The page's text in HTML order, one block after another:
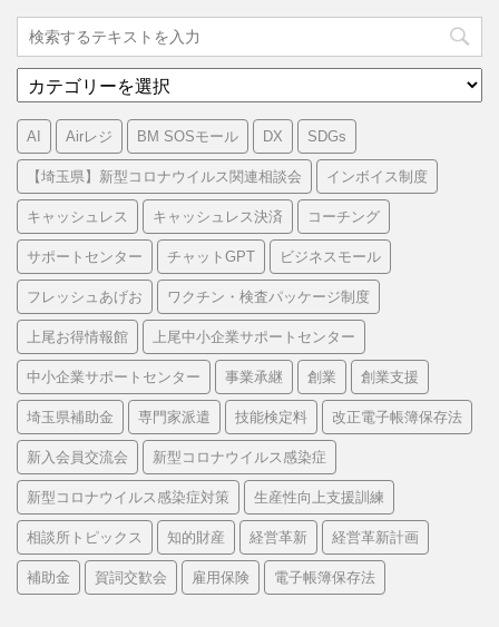
テ
ゴ
リ
AI Airレジ BM SOSモール DX SDGs
【埼玉県】新型コロナウイルス関連相談会 インボイス制度
キャッシュレス キャッシュレス決済 コーチング
サポートセンター チャットGPT ビジネスモール
フレッシュあげお ワクチン・検査パッケージ制度
上尾お得情報館 上尾中小企業サポートセンター
中小企業サポートセンター 事業承継 創業 創業支援
埼玉県補助金 専門家派遣 技能検定料 改正電子帳簿保存法
新入会員交流会 新型コロナウイルス感染症
新型コロナウイルス感染症対策 生産性向上支援訓練
相談所トピックス 知的財産 経営革新 経営革新計画
補助金 賀詞交歓会 雇用保険 電子帳簿保存法